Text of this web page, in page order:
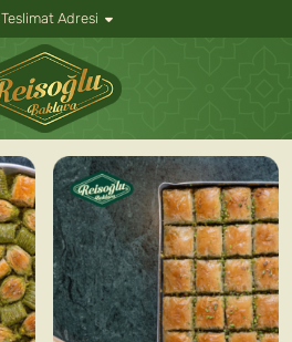
Teslimat Adresi